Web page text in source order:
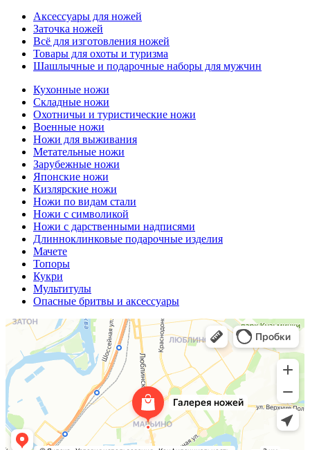
Аксессуары для ножей
Заточка ножей
Всё для изготовления ножей
Товары для охоты и туризма
Шашлычные и подарочные наборы для мужчин
Кухонные ножи
Складные ножи
Охотничьи и туристические ножи
Военные ножи
Ножи для выживания
Метательные ножи
Зарубежные ножи
Японские ножи
Кизлярские ножи
Ножи по видам стали
Ножи с символикой
Ножи с дарственными надписями
Длинноклинковые подарочные изделия
Мачете
Топоры
Кукри
Мультитулы
Опасные бритвы и аксессуары